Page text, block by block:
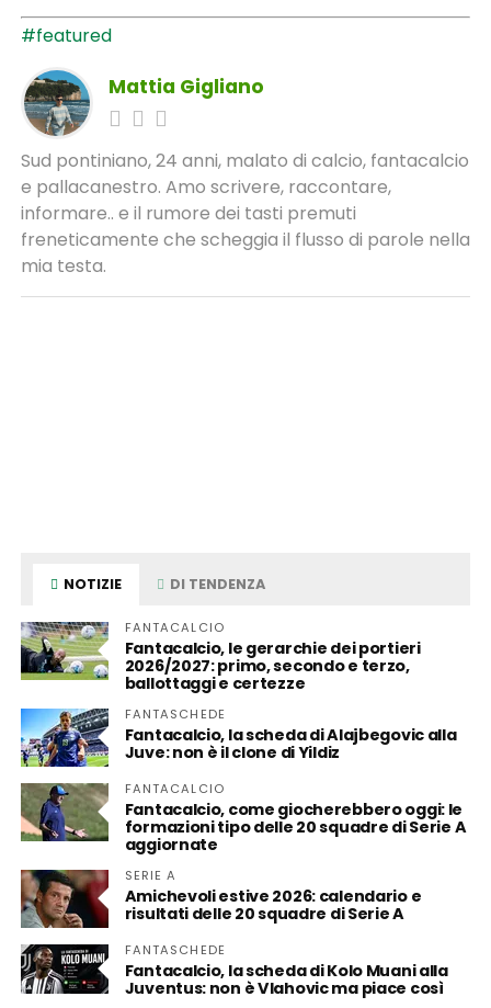
#featured
Mattia Gigliano
Sud pontiniano, 24 anni, malato di calcio, fantacalcio
e pallacanestro. Amo scrivere, raccontare,
informare.. e il rumore dei tasti premuti
freneticamente che scheggia il flusso di parole nella
mia testa.
NOTIZIE DI TENDENZA
FANTACALCIO
Fantacalcio, le gerarchie dei portieri
2026/2027: primo, secondo e terzo,
ballottaggi e certezze
FANTASCHEDE
Fantacalcio, la scheda di Alajbegovic alla
Juve: non è il clone di Yildiz
FANTACALCIO
Fantacalcio, come giocherebbero oggi: le
formazioni tipo delle 20 squadre di Serie A
aggiornate
SERIE A
Amichevoli estive 2026: calendario e
risultati delle 20 squadre di Serie A
FANTASCHEDE
Fantacalcio, la scheda di Kolo Muani alla
Juventus: non è Vlahovic ma piace così